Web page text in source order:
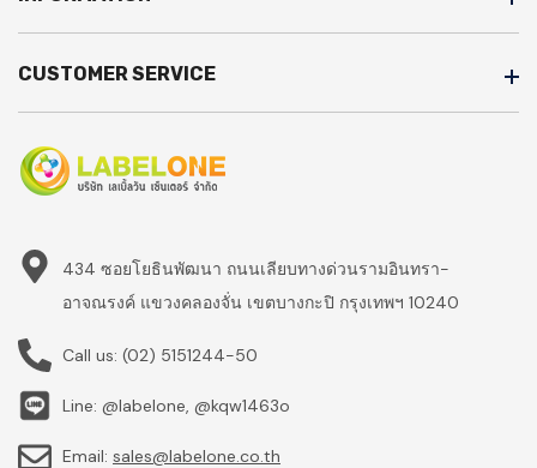
CUSTOMER SERVICE
434 ซอยโยธินพัฒนา ถนนเลียบทางด่วนรามอินทรา-
อาจณรงค์ แขวงคลองจั่น เขตบางกะปิ กรุงเทพฯ 10240
Call us: (02) 5151244-50
Line: @labelone, @kqw1463o
Email: sales@labelone.co.th